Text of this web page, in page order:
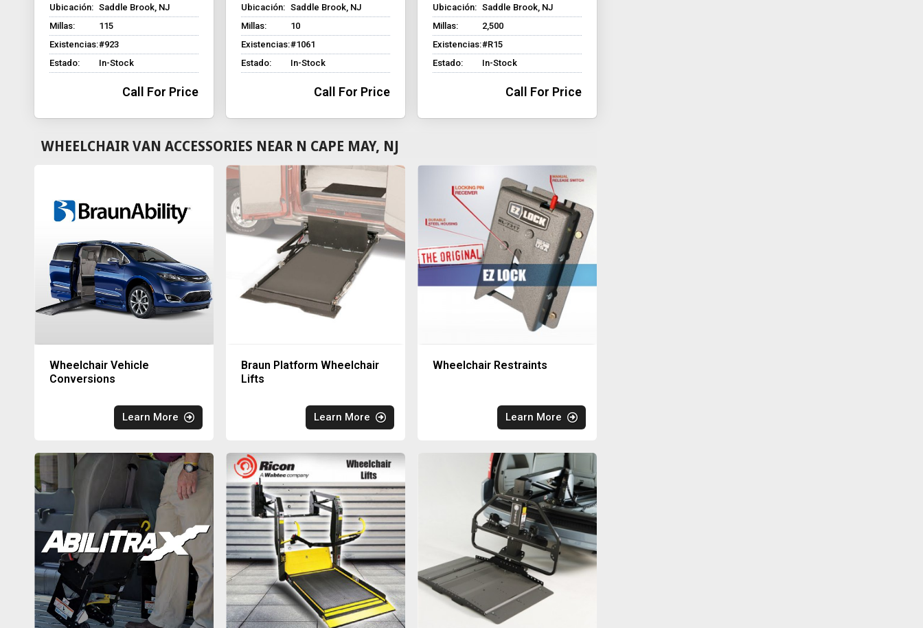
Ubicación: Saddle Brook, NJ
Millas:
115
Existencias:#923
Estado:
In-Stock
Call For Price
Ubicación: Saddle Brook, NJ
Millas:
10
Existencias:#1061
Estado:
In-Stock
Call For Price
Ubicación: Saddle Brook, NJ
Millas:
2,500
Existencias:#R15
Estado:
In-Stock
Call For Price
WHEELCHAIR VAN ACCESSORIES NEAR N CAPE MAY, NJ
Wheelchair Vehicle
Conversions
Learn More
Braun Platform Wheelchair
Lifts
Learn More
Wheelchair Restraints
Learn More